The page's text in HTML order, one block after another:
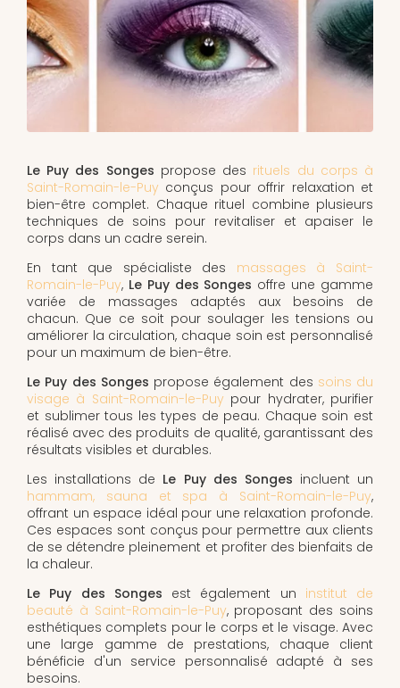
Le Puy des Songes propose des rituels du corps à
Saint-Romain-le-Puy conçus pour offrir relaxation et
bien-être complet. Chaque rituel combine plusieurs
techniques de soins pour revitaliser et apaiser le
corps dans un cadre serein.
En tant que spécialiste des massages à Saint-
Romain-le-Puy, Le Puy des Songes offre une gamme
variée de massages adaptés aux besoins de
chacun. Que ce soit pour soulager les tensions ou
améliorer la circulation, chaque soin est personnalisé
pour un maximum de bien-être.
Le Puy des Songes propose également des soins du
visage à Saint-Romain-le-Puypour hydrater, purifier
et sublimer tous les types de peau. Chaque soin est
réalisé avec des produits de qualité, garantissant des
résultats visibles et durables.
Les installations de Le Puy des Songes incluent un
hammam, sauna et spa à Saint-Romain-le-Puy,
offrant un espace idéal pour une relaxation profonde.
Ces espaces sont conçus pour permettre aux clients
de se détendre pleinement et profiter des bienfaits de
la chaleur.
Le Puy des Songes est également un institut de
beauté à Saint-Romain-le-Puy, proposant des soins
esthétiques complets pour le corps et le visage. Avec
une large gamme de prestations, chaque client
bénéficie d'un service personnalisé adapté à ses
besoins.